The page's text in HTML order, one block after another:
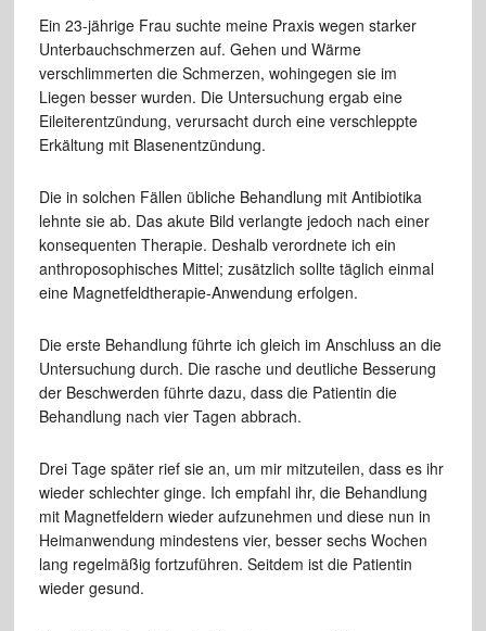
Ein 23-jährige Frau suchte meine Praxis wegen starker
Unterbauchschmerzen auf. Gehen und Wärme
verschlimmerten die Schmerzen, wohingegen sie im
Liegen besser wurden. Die Untersuchung ergab eine
Eileiterentzündung, verursacht durch eine verschleppte
Erkältung mit Blasenentzündung.
Die in solchen Fällen übliche Behandlung mit Antibiotika
lehnte sie ab. Das akute Bild verlangte jedoch nach einer
konsequenten Therapie. Deshalb verordnete ich ein
anthroposophisches Mittel; zusätzlich sollte täglich einmal
eine Magnetfeldtherapie-Anwendung erfolgen.
Die erste Behandlung führte ich gleich im Anschluss an die
Untersuchung durch. Die rasche und deutliche Besserung
der Beschwerden führte dazu, dass die Patientin die
Behandlung nach vier Tagen abbrach.
Drei Tage später rief sie an, um mir mitzuteilen, dass es ihr
wieder schlechter ginge. Ich empfahl ihr, die Behandlung
mit Magnetfeldern wieder aufzunehmen und diese nun in
Heimanwendung mindestens vier, besser sechs Wochen
lang regelmäßig fortzuführen. Seitdem ist die Patientin
wieder gesund.